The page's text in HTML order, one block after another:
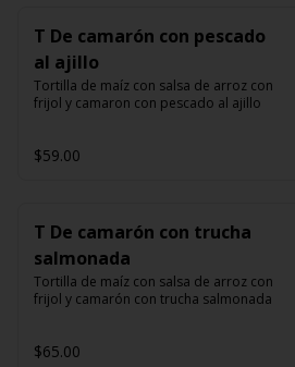
T De camarón con pescado
al ajillo
Tortilla de maíz con salsa de arroz con
frijol y camaron con pescado al ajillo
$59.00
T De camarón con trucha
salmonada
Tortilla de maíz con salsa de arroz con
frijol y camarón con trucha salmonada
$65.00